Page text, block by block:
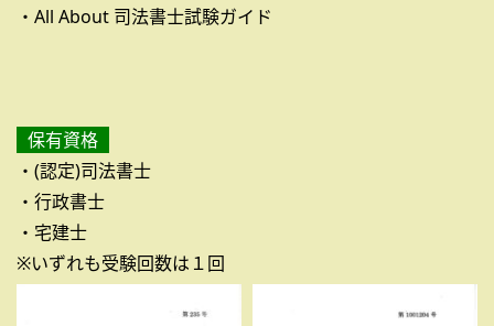
・All About 司法書士試験ガイド
保有資格
・(認定)司法書士
・行政書士
・宅建士
※いずれも受験回数は１回